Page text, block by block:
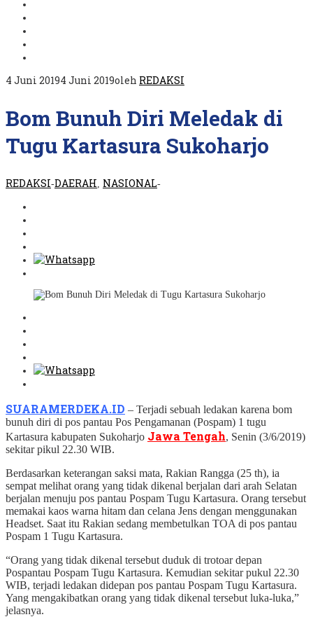
4 Juni 20194 Juni 2019oleh REDAKSI
Bom Bunuh Diri Meledak di
Tugu Kartasura Sukoharjo
REDAKSI-DAERAH NASIONAL-
SUARAMERDEKA.ID – Terjadi sebuah ledakan karena bom
bunuh diri di pos pantau Pos Pengamanan (Pospam) 1 tugu
Kartasura kabupaten Sukoharjo Jawa Tengah, Senin (3/6/2019)
sekitar pikul 22.30 WIB.
Berdasarkan keterangan saksi mata, Rakian Rangga (25 th), ia
sempat melihat orang yang tidak dikenal berjalan dari arah Selatan
berjalan menuju pos pantau Pospam Tugu Kartasura. Orang tersebut
memakai kaos warna hitam dan celana Jens dengan menggunakan
Headset. Saat itu Rakian sedang membetulkan TOA di pos pantau
Pospam 1 Tugu Kartasura.
“Orang yang tidak dikenal tersebut duduk di trotoar depan
Pospantau Pospam Tugu Kartasura. Kemudian sekitar pukul 22.30
WIB, terjadi ledakan didepan pos pantau Pospam Tugu Kartasura.
Yang mengakibatkan orang yang tidak dikenal tersebut luka-luka,”
jelasnya.